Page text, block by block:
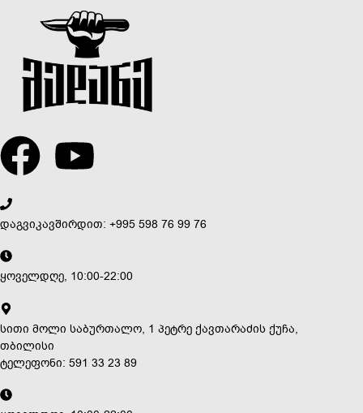
დაგვიკავშირდით: +995 598 76 99 76
ყოველდღე, 10:00-22:00
სითი მოლი საბურთალო, 1 პეტრე ქავთარაძის ქუჩა,
თბილისი
ტელეფონი: 591 33 23 89